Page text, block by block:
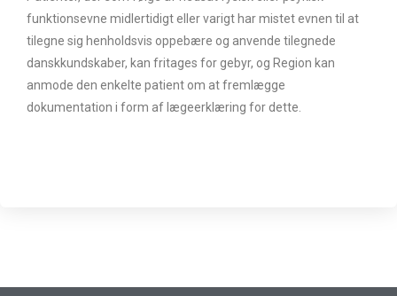
funktionsevne midlertidigt eller varigt har mistet evnen til at
tilegne sig henholdsvis oppebære og anvende tilegnede
danskkundskaber, kan fritages for gebyr, og Region kan
anmode den enkelte patient om at fremlægge
dokumentation i form af lægeerklæring for dette.